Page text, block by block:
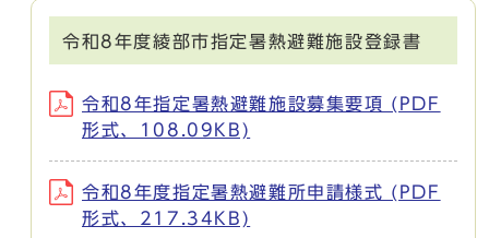
令和8年度綾部市指定暑熱避難施設登録書
令和8年指定暑熱避難施設募集要項 (PDF
形式、108.09KB)
令和8年度指定暑熱避難所申請様式 (PDF
形式、217.34KB)